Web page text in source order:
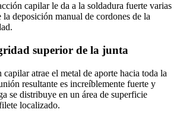
capilar le da a la soldadura fuerte varias
la deposición manual de cordones de la
superior de la junta
atrae el metal de aporte hacia toda la
resultante es increíblemente fuerte y
se distribuye en un área de superficie
localizado.